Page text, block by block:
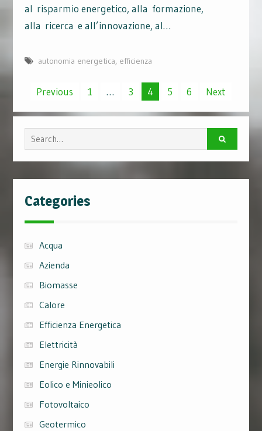
al risparmio energetico, alla formazione,
alla ricerca e all’innovazione, al…
autonomia energetica, efficienza
Posts
navigation
Previous 1 … 3 4 5 6 Next
Search
for:
Categories
Acqua
Azienda
Biomasse
Calore
Efficienza Energetica
Elettricità
Energie Rinnovabili
Eolico e Minieolico
Fotovoltaico
Geotermico